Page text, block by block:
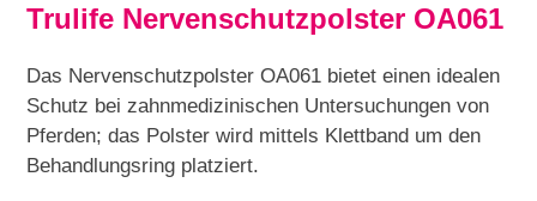
Trulife Nervenschutzpolster OA061
Das Nervenschutzpolster OA061 bietet einen idealen
Schutz bei zahnmedizinischen Untersuchungen von
Pferden; das Polster wird mittels Klettband um den
Behandlungsring platziert.